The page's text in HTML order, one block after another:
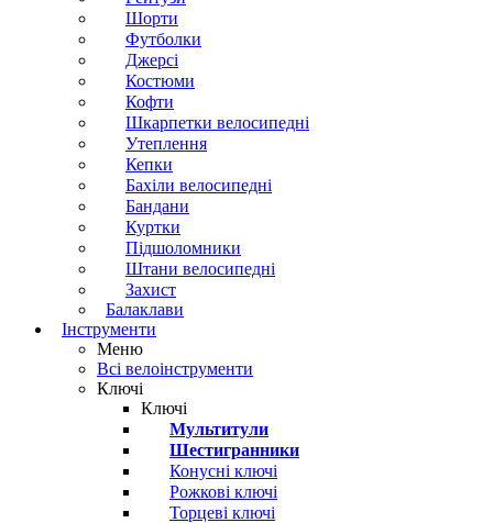
Шорти
Футболки
Джерсі
Костюми
Кофти
Шкарпетки велосипедні
Утеплення
Кепки
Бахіли велосипедні
Бандани
Куртки
Підшоломники
Штани велосипедні
Захист
Балаклави
Інструменти
Меню
Всі велоінструменти
Ключі
Ключі
Мультитули
Шестигранники
Конусні ключі
Рожкові ключі
Торцеві ключі